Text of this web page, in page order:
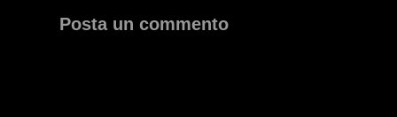
Posta un commento